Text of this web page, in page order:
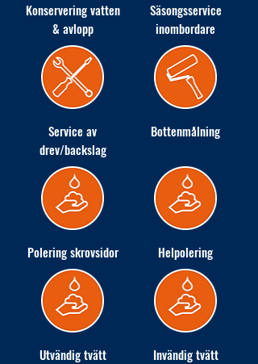
Konservering vatten
& avlopp
Säsongsservice
inombordare
Service av
drev/backslag
Bottenmålning
Polering skrovsidor Helpolering
Utvändig tvätt Invändig tvätt